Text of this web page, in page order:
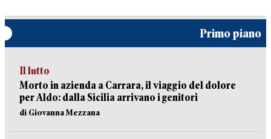
Primo piano
Il lutto
Morto in azienda a Carrara, il viaggio del dolore
per Aldo: dalla Sicilia arrivano i genitori
di Giovanna Mezzana